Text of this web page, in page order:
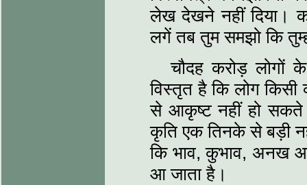
लेख देखने नहीं दिया।
लगें तब तुम समझो कि
चौदह करोड़ लोगों के
विस्‍तृत है कि लोग किसी
से आकृष्‍ट नहीं हो
कृति एक तिनके से बड़ी
कि भाव, कुभाव, अनख
आ जाता है।